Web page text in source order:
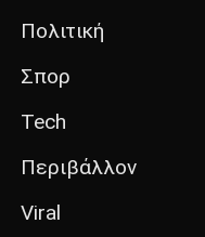
Πολιτική
Σπορ
Tech
Περιβάλλον
Viral